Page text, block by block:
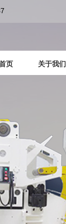
页 关于我们